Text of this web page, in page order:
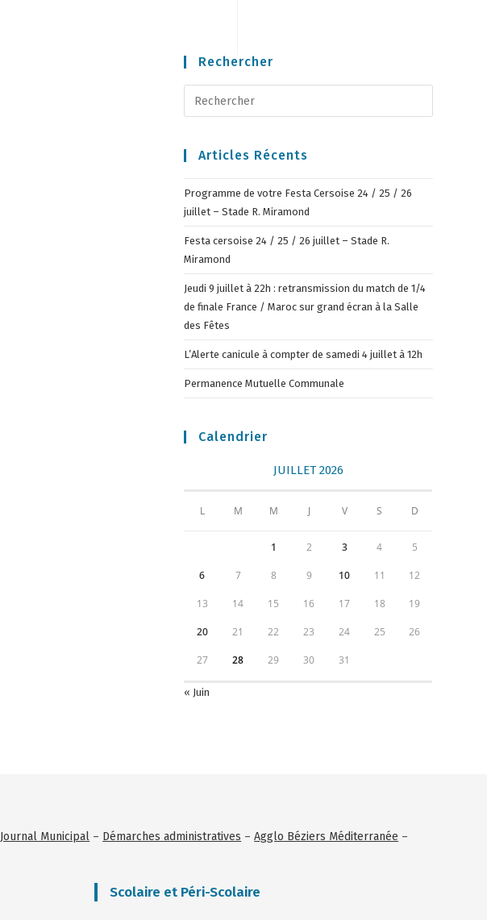
Rechercher
Articles Récents
Programme de votre Festa Cersoise 24 / 25 / 26
juillet – Stade R. Miramond
Festa cersoise 24 / 25 / 26 juillet – Stade R.
Miramond
Jeudi 9 juillet à 22h : retransmission du match de 1/4
de finale France / Maroc sur grand écran à la Salle
des Fêtes
L’Alerte canicule à compter de samedi 4 juillet à 12h
Permanence Mutuelle Communale
Calendrier
JUILLET 2026
L M M J V S D
1 2 3 4 5
6 7 8 9 10 11 12
13 14 15 16 17 18 19
20 21 22 23 24 25 26
27 28 29 30 31
« Juin
Journal Municipal – Démarches administratives –Agglo Béziers Méditerranée –
Scolaire et Péri-Scolaire